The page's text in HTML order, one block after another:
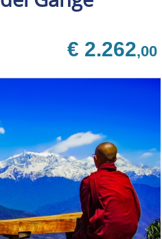
€ 2.262,00